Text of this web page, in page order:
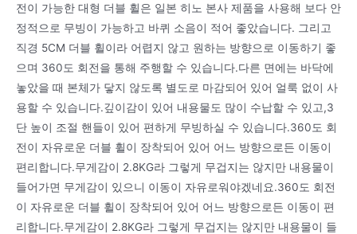
전이 가능한 대형 더블 휠은 일본 히노 본사 제품을 사용해 보다 안
정적으로 무빙이 가능하고 바퀴 소음이 적어 좋았습니다. 그리고
직경 5CM 더블 휠이라 어렵지 않고 원하는 방향으로 이동하기 좋
으며 360도 회전을 통해 주행할 수 있습니다.다른 면에는 바닥에
놓았을 때 본체가 닿지 않도록 별도로 마감되어 있어 얼룩 없이 사
용할 수 있습니다.깊이감이 있어 내용물도 많이 수납할 수 있고,3
단 높이 조절 핸들이 있어 편하게 무빙하실 수 있습니다.360도 회
전이 자유로운 더블 휠이 장착되어 있어 어느 방향으로든 이동이
편리합니다.무게감이 2.8KG라 그렇게 무겁지는 않지만 내용물이
들어가면 무게감이 있으니 이동이 자유로워야겠네요.360도 회전
이 자유로운 더블 휠이 장착되어 있어 어느 방향으로든 이동이 편
리합니다.무게감이 2.8KG라 그렇게 무겁지는 않지만 내용물이 들